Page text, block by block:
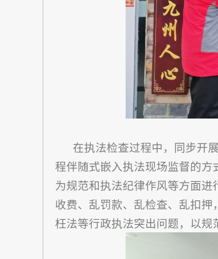
在执法检查过程中，同步开
程伴随式嵌入执法现场监督的
为规范和执法纪律作风等方面
收费、乱罚款、乱检查、乱扣
枉法等行政执法突出问题，以规